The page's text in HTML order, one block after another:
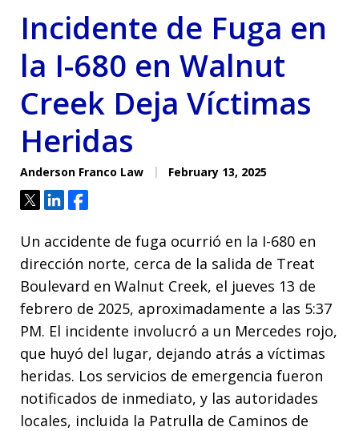
Incidente de Fuga en
la I-680 en Walnut
Creek Deja Víctimas
Heridas
Anderson Franco Law February 13, 2025
TweetShareShare
Un accidente de fuga ocurrió en la I-680 en
dirección norte, cerca de la salida de Treat
Boulevard en Walnut Creek, el jueves 13 de
febrero de 2025, aproximadamente a las 5:37
PM. El incidente involucró a un Mercedes rojo,
que huyó del lugar, dejando atrás a víctimas
heridas. Los servicios de emergencia fueron
notificados de inmediato, y las autoridades
locales, incluida la Patrulla de Caminos de